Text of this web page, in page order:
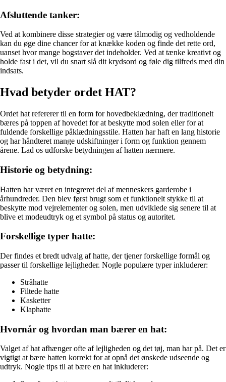
Afsluttende tanker:
Ved at kombinere disse strategier og være tålmodig og vedholdende
kan du øge dine chancer for at knække koden og finde det rette ord,
uanset hvor mange bogstaver det indeholder. Ved at tænke kreativt og
holde fast i det, vil du snart slå dit krydsord og føle dig tilfreds med din
indsats.
Hvad betyder ordet HAT?
Ordet hat refererer til en form for hovedbeklædning, der traditionelt
bæres på toppen af hovedet for at beskytte mod solen eller for at
fuldende forskellige påklædningsstile. Hatten har haft en lang historie
og har håndteret mange udskiftninger i form og funktion gennem
årene. Lad os udforske betydningen af hatten nærmere.
Historie og betydning:
Hatten har været en integreret del af menneskers garderobe i
århundreder. Den blev først brugt som et funktionelt stykke til at
beskytte mod vejrelementer og solen, men udviklede sig senere til at
blive et modeudtryk og et symbol på status og autoritet.
Forskellige typer hatte:
Der findes et bredt udvalg af hatte, der tjener forskellige formål og
passer til forskellige lejligheder. Nogle populære typer inkluderer:
Stråhatte
Filtede hatte
Kasketter
Klaphatte
Hvornår og hvordan man bærer en hat:
Valget af hat afhænger ofte af lejligheden og det tøj, man har på. Det er
vigtigt at bære hatten korrekt for at opnå det ønskede udseende og
udtryk. Nogle tips til at bære en hat inkluderer: